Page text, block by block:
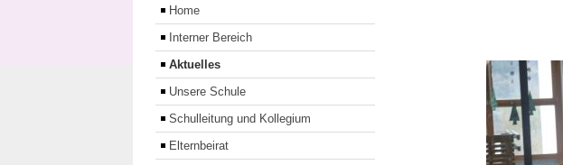
Home
Interner Bereich
Aktuelles
Unsere Schule
Schulleitung und Kollegium
Elternbeirat